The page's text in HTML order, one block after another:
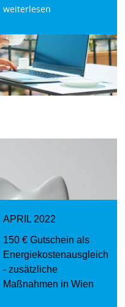
weiterlesen
APRIL 2022
150 € Gutschein als
Energiekostenausgleich
- zusätzliche
Maßnahmen in Wien